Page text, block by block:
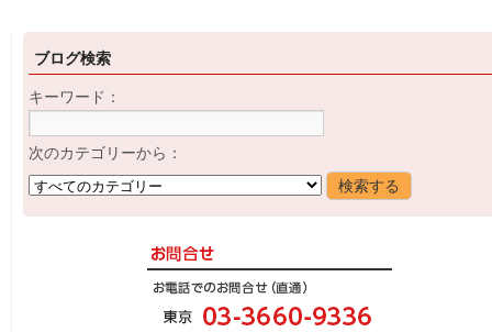
ブログ検索
キーワード：
次のカテゴリーから：